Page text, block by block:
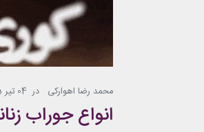
محمد رضا اهوارکی در 04 تیر 1395 - 22:26
انواع جوراب